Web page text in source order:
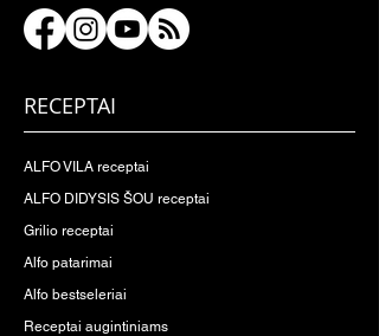
RECEPTAI
ALFO VILA receptai
ALFO DIDYSIS ŠOU receptai
Grilio receptai
Alfo patarimai
Alfo bestseleriai
Receptai augintiniams